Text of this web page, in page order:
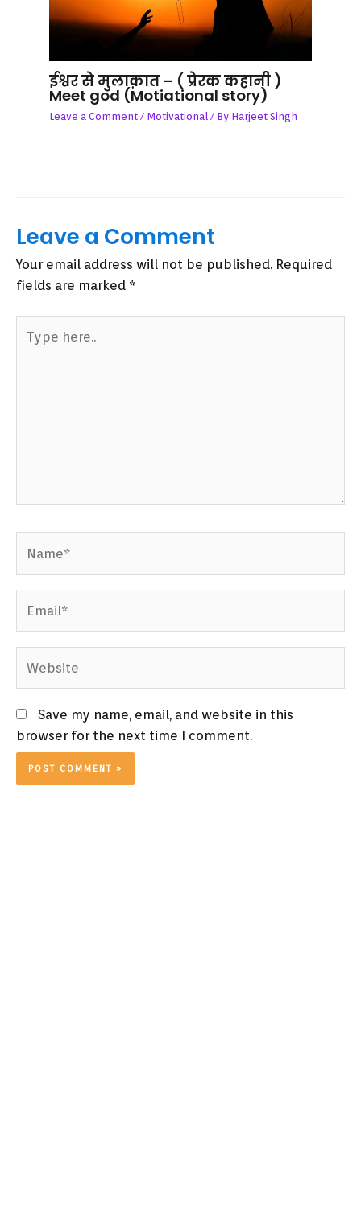
ईश्वर से मुलाक़ात – ( प्रेरक कहानी )
Meet god (Motiational story)
Leave a Comment / Motivational / By Harjeet Singh
Leave a Comment
Your email address will not be published. Required
fields are marked *
here..
Save my name, email, and website in this
browser for the next time I comment.